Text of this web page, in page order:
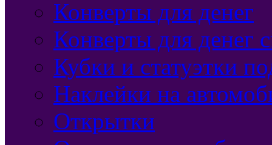
Конверты для денег
Конверты для денег
Кубки и статуэтки
Наклейки на
Открытки